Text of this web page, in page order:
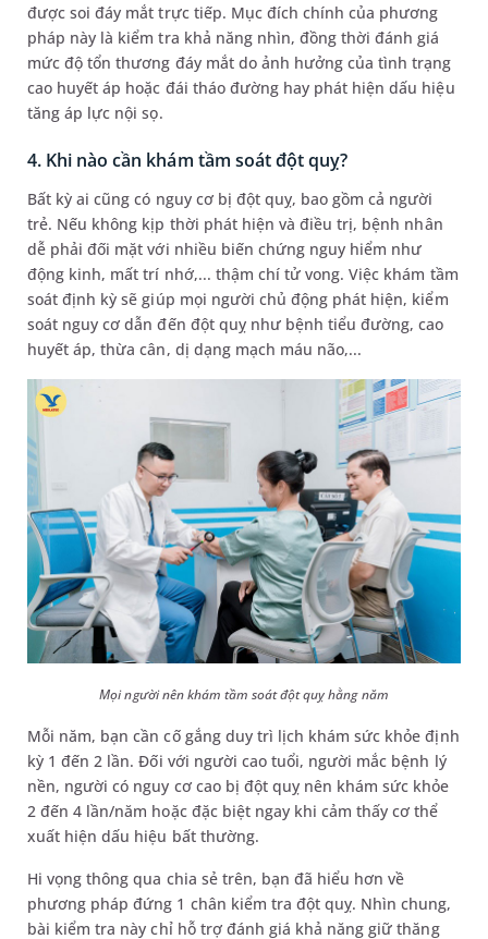
được soi đáy mắt trực tiếp. Mục đích chính của phương
pháp này là kiểm tra khả năng nhìn, đồng thời đánh giá
mức độ tổn thương đáy mắt do ảnh hưởng của tình trạng
cao huyết áp hoặc đái tháo đường hay phát hiện dấu hiệu
tăng áp lực nội sọ.
4. Khi nào cần khám tầm soát đột quỵ?
Bất kỳ ai cũng có nguy cơ bị đột quỵ, bao gồm cả người
trẻ. Nếu không kịp thời phát hiện và điều trị, bệnh nhân
dễ phải đối mặt với nhiều biến chứng nguy hiểm như
động kinh, mất trí nhớ,... thậm chí tử vong. Việc khám tầm
soát định kỳ sẽ giúp mọi người chủ động phát hiện, kiểm
soát nguy cơ dẫn đến đột quỵ như bệnh tiểu đường, cao
huyết áp, thừa cân, dị dạng mạch máu não,...
Mọi người nên khám tầm soát đột quỵ hằng năm
Mỗi năm, bạn cần cố gắng duy trì lịch khám sức khỏe định
kỳ 1 đến 2 lần. Đối với người cao tuổi, người mắc bệnh lý
nền, người có nguy cơ cao bị đột quỵ nên khám sức khỏe
2 đến 4 lần/năm hoặc đặc biệt ngay khi cảm thấy cơ thể
xuất hiện dấu hiệu bất thường.
Hi vọng thông qua chia sẻ trên, bạn đã hiểu hơn về
phương pháp đứng 1 chân kiểm tra đột quỵ. Nhìn chung,
bài kiểm tra này chỉ hỗ trợ đánh giá khả năng giữ thăng